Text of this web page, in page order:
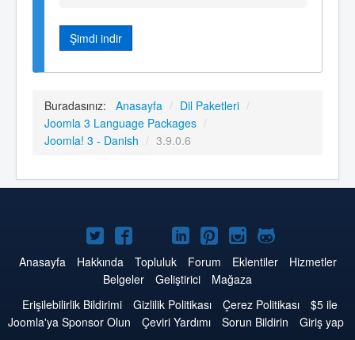
Şimdi indir
Buradasınız: Anasayfa / Dil Paketleri /
Joomla 3 Language Packages /
Joomla! 3 - Danish / 3.9.0.6
Twitter'da
Joomla
Facebook'da
Joomla
YouTube'da
Joomla
LinkedIn'de
Joomla
Pinterest'de
Joomla
Instagram'da
Joomla
GitHub'da
Joomla
Anasayfa Hakkında Topluluk Forum Eklentiler
Hizmetler
Belgeler
Geliştirici
Mağaza
Erişilebilirlik Bildirimi
Gizlilik Politikası Çerez Politikası
$5 ile
Joomla'ya Sponsor Olun
Çeviri Yardımı Sorun Bildirin
Giriş yap